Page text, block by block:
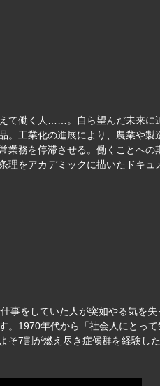
て働く人……。自ら望んだ未来
工業化の進展により、農業や
務を停滞させる。働くことへ
をアカデミックに描いたドキュ
事をしていた人が突如やる気
。1970年代から「社会人にと
7割が燃え尽き症候群を経験し